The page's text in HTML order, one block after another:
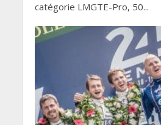
catégorie LMGTE-Pro, 50...